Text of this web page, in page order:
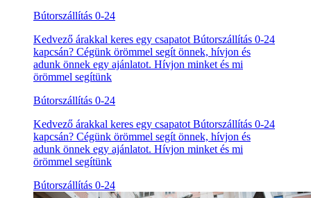
Bútorszállítás 0-24
Kedvező árakkal keres egy csapatot Bútorszállítás 0-24
kapcsán? Cégünk örömmel segít önnek, hívjon és
adunk önnek egy ajánlatot. Hívjon minket és mi
örömmel segítünk
Bútorszállítás 0-24
Kedvező árakkal keres egy csapatot Bútorszállítás 0-24
kapcsán? Cégünk örömmel segít önnek, hívjon és
adunk önnek egy ajánlatot. Hívjon minket és mi
örömmel segítünk
Bútorszállítás 0-24